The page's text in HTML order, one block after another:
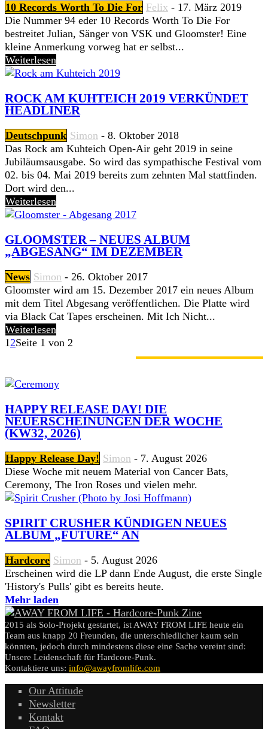
10 Records Worth To Die For Felix - 17. März 2019
Die Nummer 94 eder 10 Records Worth To Die For
bestreitet Julian, Sänger von VSK und Gloomster! Eine
kleine Anmerkung vorweg hat er selbst...
Weiterlesen
ROCK AM KUHTEICH 2019 VERKÜNDET
HEADLINER
Deutschpunk Simon - 8. Oktober 2018
Das Rock am Kuhteich Open-Air geht 2019 in seine
Jubiläumsausgabe. So wird das sympathische Festival vom
02. bis 04. Mai 2019 bereits zum zehnten Mal stattfinden.
Dort wird den...
Weiterlesen
GLOOMSTER – NEUES ALBUM
„ABGESANG“ IM DEZEMBER
News Simon - 26. Oktober 2017
Gloomster wird am 15. Dezember 2017 ein neues Album
mit dem Titel Abgesang veröffentlichen. Die Platte wird
via Black Cat Tapes erscheinen. Mit Ich Nicht...
Weiterlesen
12Seite 1 von 2
HAPPY RELEASE DAY! DIE
NEUERSCHEINUNGEN DER WOCHE
(KW32, 2026)
Happy Release Day! Simon - 7. August 2026
Diese Woche mit neuem Material von Cancer Bats,
Ceremony, The Iron Roses und vielen mehr.
SPIRIT CRUSHER KÜNDIGEN NEUES
ALBUM „FUTURE“ AN
Hardcore Simon - 5. August 2026
Erscheinen wird die LP dann Ende August, die erste Single
'History's Pulls' gibt es bereits heute.
Mehr laden
2015 als Solo-Projekt gestartet, ist AWAY FROM LIFE heute ein
Team aus knapp 20 Freunden, die unterschiedlicher kaum sein
könnten, jedoch durch mindestens diese eine Sache vereint sind:
Unsere Leidenschaft für Hardcore-Punk.
Kontaktiere uns: info@awayfromlife.com
Our Attitude
Newsletter
Kontakt